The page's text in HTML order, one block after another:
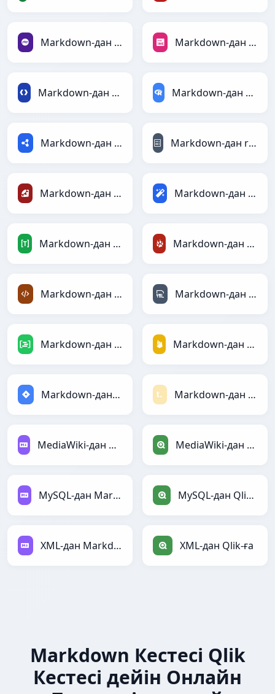
Markdown-дан PHP-ға Markdown-дан PNG-ға
Markdown-дан Protobuf-ға Markdown-дан RDataFrame-ға
Markdown-дан RDF-ға Markdown-дан reStructuredText-ға
Markdown-дан Ruby-ға Markdown-дан Magic-ға
Markdown-дан TOML-ға Markdown-дан TracWiki-ға
Markdown-дан XML-ға Markdown-дан YAML-ға
Markdown-дан DAX-ға Markdown-дан Firebase-ға
Markdown-дан Jira-ға Markdown-дан Textile-ға
MediaWiki-дан Markdown-ға MediaWiki-дан Qlik-ға
MySQL-дан Markdown-ға MySQL-дан Qlik-ға
XML-дан Markdown-ға XML-дан Qlik-ға
Markdown Кестесі Qlik
Кестесі дейін Онлайн